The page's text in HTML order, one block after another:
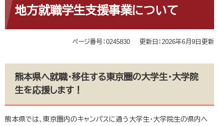
文
文 地方就職学生支援事業について
ページ番号：0245830 更新日：2026年6月9日更新
熊本県へ就職・移住する東京圏の大学生・大学院
生を応援します！
熊本県では、東京圏内のキャンパスに通う大学生・大学院生の県内へ